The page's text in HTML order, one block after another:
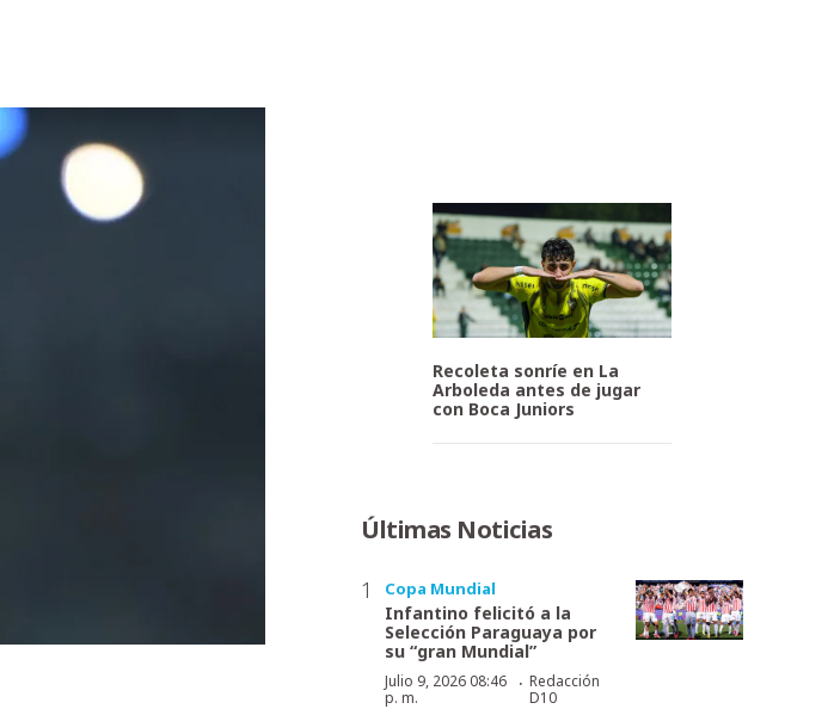
Recoleta sonríe en La
Arboleda antes de jugar
con Boca Juniors
Últimas Noticias
Copa Mundial
Infantino felicitó a la
Selección Paraguaya por
su “gran Mundial”
Julio 9, 2026 08:46
p. m.
·Redacción
D10